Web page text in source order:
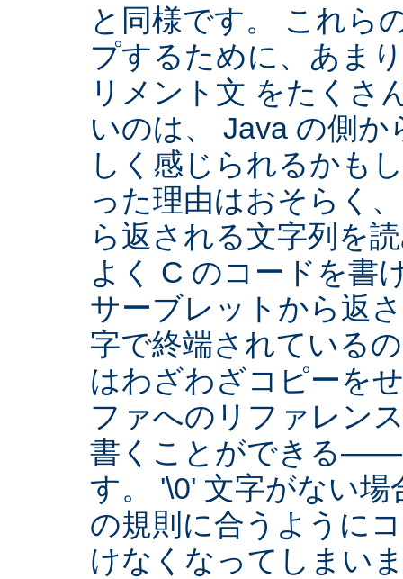
と同様です。 これら
プするために、あま
リメント文 をたくさ
いのは、 Java の側
しく感じられるかも
った理由はおそらく
ら返される文字列を
よく C のコードを
サーブレットから返
字で終端されている
はわざわざコピーを
ファへのリファレン
書くことができる――
す。 '\0' 文字がない
の規則に合うように
けなくなってしまい